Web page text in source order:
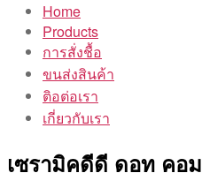
Home
Products
การสั่งชื้อ
ขนส่งสินค้า
ติอต่อเรา
เกี่ยวกับเรา
เซรามิคดีดี ดอท คอม